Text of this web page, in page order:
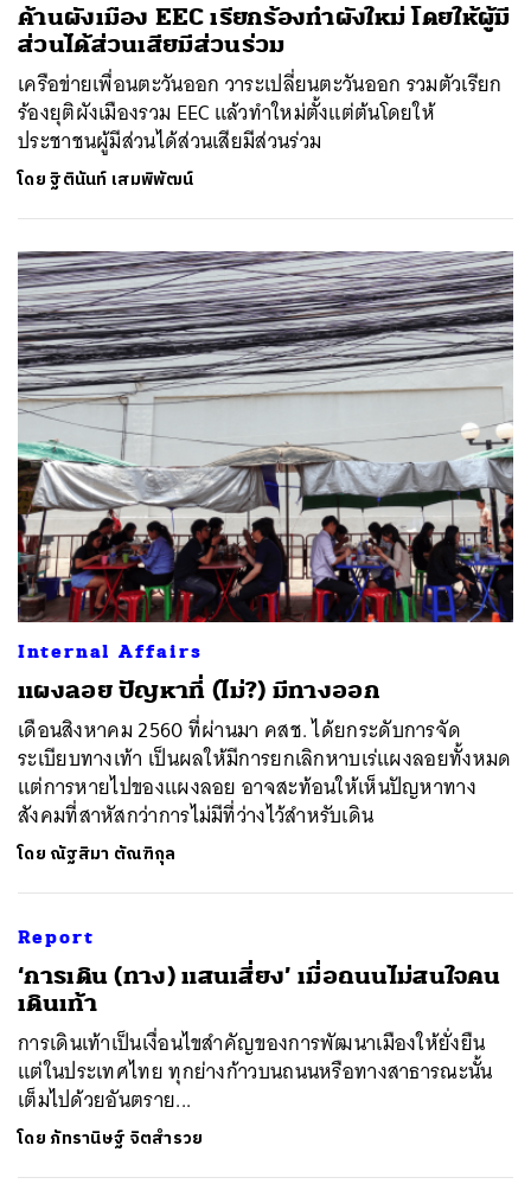
ค้านผังเมือง EEC เรียกร้องทำผังใหม่ โดยให้ผู้มี
ส่วนได้ส่วนเสียมีส่วนร่วม
เครือข่ายเพื่อนตะวันออก วาระเปลี่ยนตะวันออก รวมตัวเรียก
ร้องยุติผังเมืองรวม EEC แล้วทำใหม่ตั้งแต่ต้นโดยให้
ประชาชนผู้มีส่วนได้ส่วนเสียมีส่วนร่วม
โดยฐิตินันท์ เสมพิพัฒน์
Internal Affairs
แผงลอย ปัญหาที่ (ไม่?) มีทางออก
เดือนสิงหาคม 2560 ที่ผ่านมา คสช. ได้ยกระดับการจัด
ระเบียบทางเท้า เป็นผลให้มีการยกเลิกหาบเร่แผงลอยทั้งหมด
แต่การหายไปของแผงลอย อาจสะท้อนให้เห็นปัญหาทาง
สังคมที่สาหัสกว่าการไม่มีที่ว่างไว้สำหรับเดิน
โดย ณัฐสิมา ตัณฑิกุล
Report
‘การเดิน (ทาง) แสนเสี่ยง’ เมื่อถนนไม่สนใจคน
เดินเท้า
การเดินเท้าเป็นเงื่อนไขสำคัญของการพัฒนาเมืองให้ยั่งยืน
แต่ในประเทศไทย ทุกย่างก้าวบนถนนหรือทางสาธารณะนั้น
เต็มไปด้วยอันตราย...
โดย ภัทรานิษฐ์ จิตสำรวย